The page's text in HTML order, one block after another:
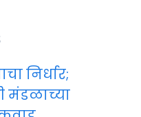
निर्धार;
मंडळाच्या